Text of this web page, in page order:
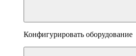
Конфигурировать оборудование